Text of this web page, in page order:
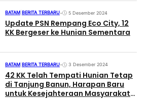
BATAM BERITA TERBARU• 5 Desember 2024
Update PSN Rempang Eco City, 12
KK Bergeser ke Hunian Sementara
BATAM BERITA TERBARU• 3 Desember 2024
42 KK Telah Tempati Hunian Tetap
di Tanjung Banun, Harapan Baru
untuk Kesejahteraan Masyarakat